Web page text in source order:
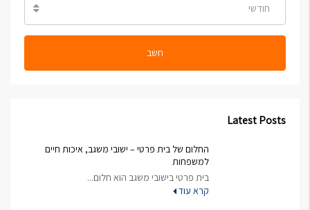
חודשי
חשב
Latest Posts
החלום של בית פרטי – ישובי משגב, איכות חיים
למשפחות
בית פרטי בישובי משגב הוא חלום...
קרא עוד